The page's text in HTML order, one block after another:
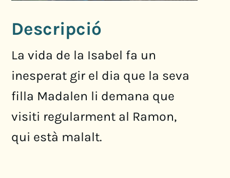
Descripció
La vida de la Isabel fa un
inesperat gir el dia que la seva
filla Madalen li demana que
visiti regularment al Ramon,
qui està malalt.